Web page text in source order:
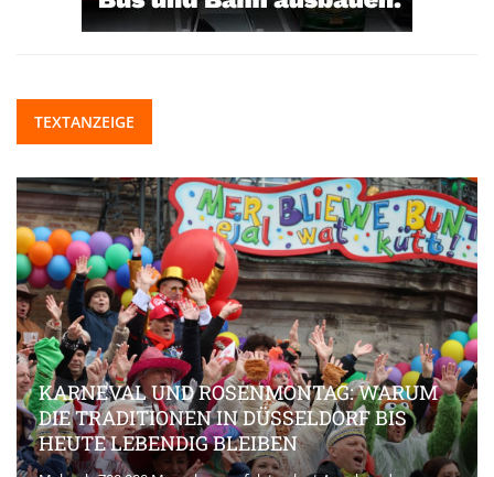
TEXTANZEIGE
KARNEVAL UND ROSENMONTAG: WARUM
DIE TRADITIONEN IN DÜSSELDORF BIS
HEUTE LEBENDIG BLEIBEN